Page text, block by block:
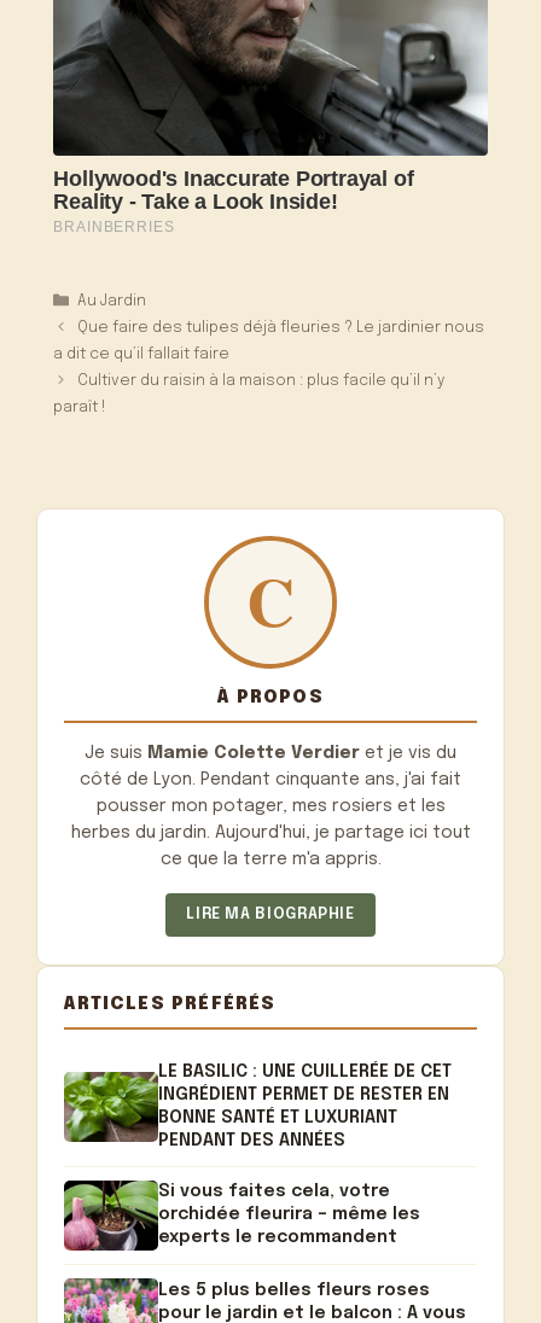
Catégories
Au Jardin
Que faire des tulipes déjà fleuries ? Le jardinier nous
a dit ce qu’il fallait faire
Cultiver du raisin à la maison : plus facile qu’il n’y
paraît !
À PROPOS
Je suis Mamie Colette Verdier et je vis du
côté de Lyon. Pendant cinquante ans, j'ai fait
pousser mon potager, mes rosiers et les
herbes du jardin. Aujourd'hui, je partage ici tout
ce que la terre m'a appris.
LIRE MA BIOGRAPHIE
ARTICLES PRÉFÉRÉS
LE BASILIC : UNE CUILLERÉE DE CET
INGRÉDIENT PERMET DE RESTER EN
BONNE SANTÉ ET LUXURIANT
PENDANT DES ANNÉES
Si vous faites cela, votre
orchidée fleurira – même les
experts le recommandent
Les 5 plus belles fleurs roses
pour le jardin et le balcon : A vous